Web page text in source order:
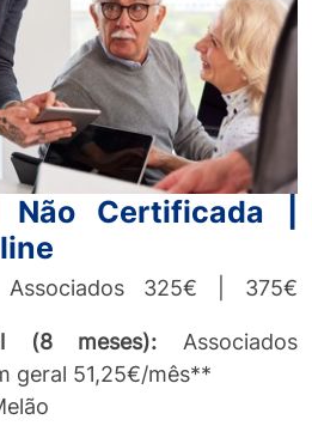
Certificada |
325€ | 375€
(8 meses): Associados
geral 51,25€/mês**